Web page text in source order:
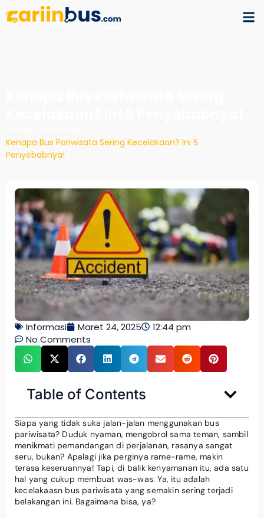
Kenapa Bus Pariwisata Sering Kecelakaan? Ini 5
Penyebabnya!
Informasi Maret 24, 2025
12:44 pm
No Comments
Table of Contents
Siapa yang tidak suka jalan-jalan menggunakan bus
pariwisata? Duduk nyaman, mengobrol sama teman, sambil
menikmati pemandangan di perjalanan, rasanya sangat
seru, bukan? Apalagi jika perginya rame-rame, makin
terasa keseruannya! Tapi, di balik kenyamanan itu, ada satu
hal yang cukup membuat was-was. Ya, itu adalah
kecelakaasn bus pariwisata yang semakin sering terjadi
belakangan ini. Bagaimana bisa, ya?